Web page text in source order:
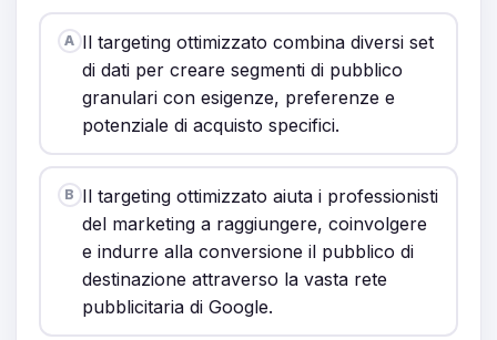
A Il targeting ottimizzato combina diversi set
di dati per creare segmenti di pubblico
granulari con esigenze, preferenze e
potenziale di acquisto specifici.
B Il targeting ottimizzato aiuta i professionisti
del marketing a raggiungere, coinvolgere
e indurre alla conversione il pubblico di
destinazione attraverso la vasta rete
pubblicitaria di Google.